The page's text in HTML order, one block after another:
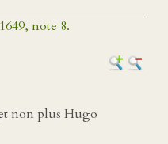
note 8.
non plus Hugo